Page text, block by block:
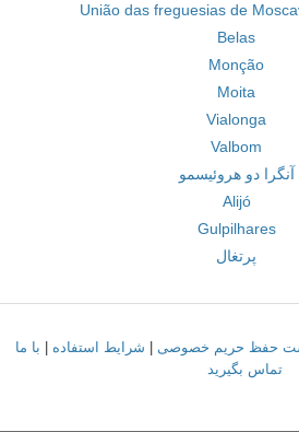
União das freguesias de
Belas
Monção
Moita
Vialonga
Valbom
آنگرا دو هروئیسمو
Alijó
Gulpilhares
پرتغال
حفظ حریم خصوصی شرایط استفاده
با ما
تماس بگیرید